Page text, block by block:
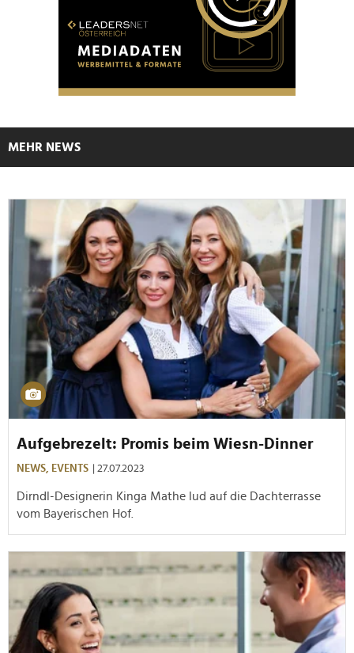
MEHR NEWS
Aufgebrezelt: Promis beim Wiesn-Dinner
NEWS, EVENTS | 27.07.2023
Dirndl-Designerin Kinga Mathe lud auf die Dachterrasse
vom Bayerischen Hof.